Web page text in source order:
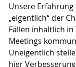
Unsere Erfahrung
„eigentlich“ der
Fällen inhaltlich in
Meetings
Uneigentlich
hier